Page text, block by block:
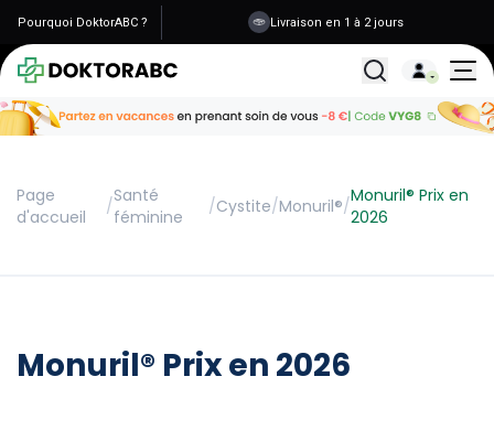
Pourquoi DoktorABC ? Livraison en 1 à 2 jours
Tous les
Page
d'accueil
/Santé
féminine
/Cystite/Monuril®/Monuril® Prix en
2026
Monuril® Prix en 2026